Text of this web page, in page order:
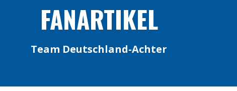
FANARTIKEL
Team Deutschland-Achter